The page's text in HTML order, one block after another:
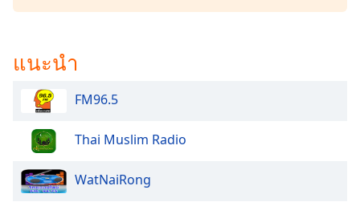
Caption
Background
Opacity
แนะนำ
FM96.5
Thai Muslim Radio
WatNaiRong